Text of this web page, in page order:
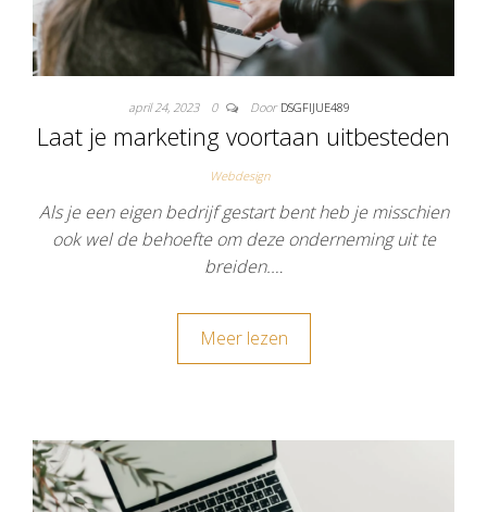
april 24, 2023 0 Door DSGFIJUE489
Laat je marketing voortaan uitbesteden
Webdesign
Als je een eigen bedrijf gestart bent heb je misschien
ook wel de behoefte om deze onderneming uit te
breiden.…
Meer lezen